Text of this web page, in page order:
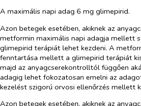
A maximális napi adag 6 mg glimepirid.
Azon betegek esetében, akiknek az
metformin maximális napi adagja mellett
glimepirid terápiát lehet kezdeni. A
fenntartása mellett a glimepirid terápiát
majd az anyagcserekontrolltól függően
adagig lehet fokozatosan emelni az
kezelést szigorú orvosi ellenőrzés mellett
Azon betegek esetében, akiknek az